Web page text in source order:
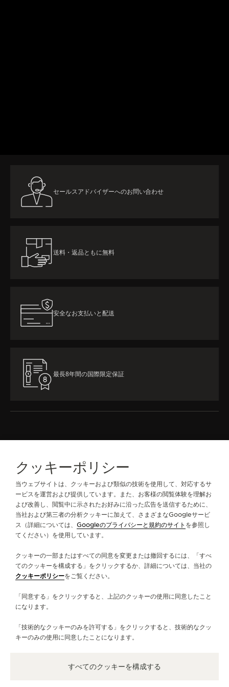
セールスアドバイザーへのお問い合わせ
送料・返品ともに無料
安全なお支払いと配送
最長8年間の国際限定保証
全コレクションのラインナップ
コレクタブルズ カプセル第2弾
ニュースレターに登録
ジャガー・ルクルトについて
サービス
お問い合わせ
クッキーポリシー
当ウェブサイトは、クッキーおよび類似の技術を使用して、対応するサ
ービスを運営および提供しています。また、お客様の閲覧体験を理解お
よび改善し、閲覧中に示されたお好みに沿った広告を送信するために、
当社および第三者の分析クッキーに加えて、さまざまなGoogleサービ
ス（詳細については、 Googleのプライバシーと規約のサイト を参照し
てください）を使用しています。
クッキーの一部またはすべての同意を変更または撤回するには、「すべ
てのクッキーを構成する」をクリックするか、詳細については、当社の
クッキーポリシーをご覧ください。
「同意する」をクリックすると、上記のクッキーの使用に同意したこと
になります。
「技術的なクッキーのみを許可する」をクリックすると、技術的なクッ
キーのみの使用に同意したことになります。
すべてのクッキーを構成する